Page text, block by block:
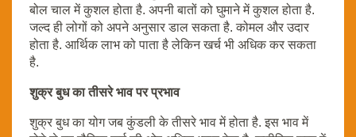
बोल चाल में कुशल होता है. अपनी बातों को घुमाने में कुशल होता है.
जल्द ही लोगों को अपने अनुसार डाल सकता है. कोमल और उदार
होता है. आर्थिक लाभ को पाता है लेकिन खर्च भी अधिक कर सकता
है.
शुक्र बुध का तीसरे भाव पर प्रभाव
शुक्र बुध का योग जब कुंडली के तीसरे भाव में होता है. इस भाव में